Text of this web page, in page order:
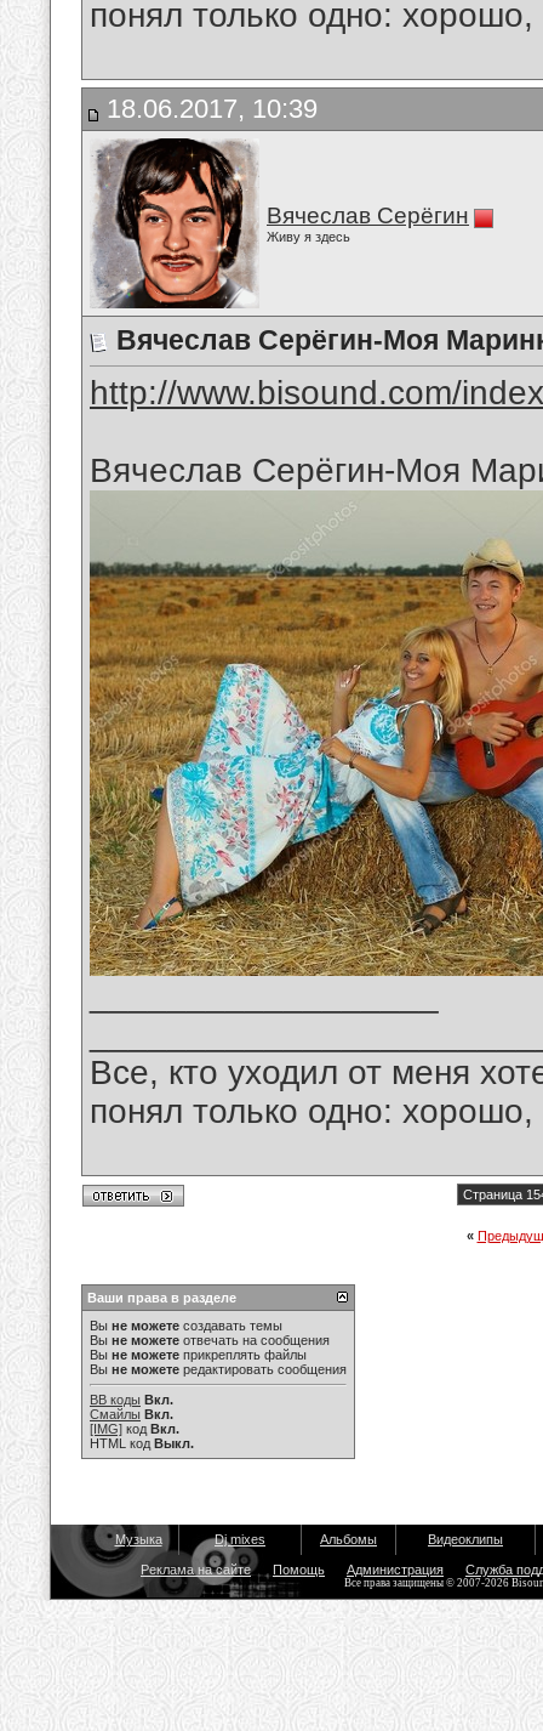
понял только одно:
18.06.2017, 10:39
Вячеслав Серёгин
Живу я здесь
Вячеслав Серёгин-Моя
http://www.bisound.com/
Вячеслав Серёгин-Моя
Все, кто уходил от меня
понял только одно:
Страница
«
Ваши права в разделе
Вы не можете создавать темы
Вы не можете отвечать на сообщения
Вы не можете прикреплять файлы
Вы не можете редактировать сообщения
BB коды Вкл.
Смайлы Вкл.
[IMG] код Вкл.
HTML код Выкл.
Музыка Dj mixes Альбомы Видеоклипы
Реклама на сайте Помощь Администрация Служба
Все права защищены © 2007-2026